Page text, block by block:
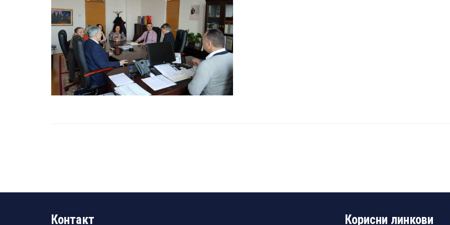
Контакт Корисни линкови